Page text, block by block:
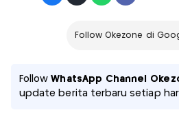
Follow Okezone di
FollowWhatsApp Channel
update berita terbaru setiap